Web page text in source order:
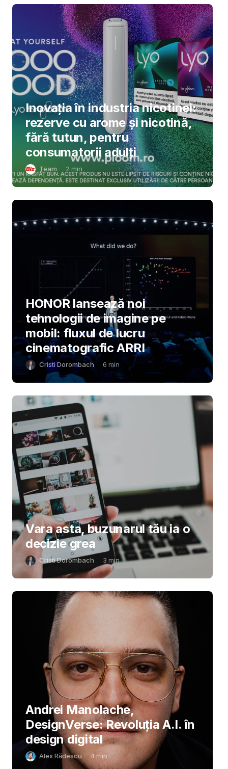
Inovația în industria nicotinei:
rezerve cu arome și nicotină,
fără tutun, pentru
consumatorii adulți
Team 2 min
HONOR lansează noi
tehnologii de imagine pe
mobil: fluxul de lucru
cinematografic ARRI
Cristi Dorombach 6 min
Vara asta, buzunarul tău ia o
decizie grea
Cristi Dorombach 3 min
Andrei Manolache,
DesignVerse: Revoluția A.I. în
design digital
Alex Rădescu 4 min